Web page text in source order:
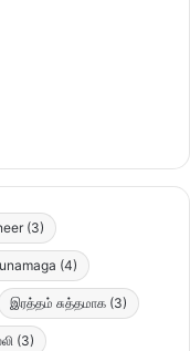
(3)
(4)
இரத்தம் சுத்தமாக (3)
(3)